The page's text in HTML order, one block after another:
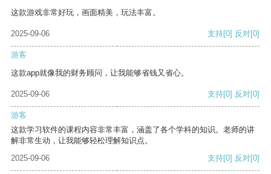
这款游戏非常好玩，画面精美，玩法丰富。
2025-09-06 支持[0] 反对[0]
游客
这款app就像我的财务顾问，让我能够省钱又省心。
2025-09-06 支持[0] 反对[0]
游客
这款学习软件的课程内容非常丰富，涵盖了各个学科的知识。老师的讲
解非常生动，让我能够轻松理解知识点。
2025-09-06
支持[0] 反对[0]